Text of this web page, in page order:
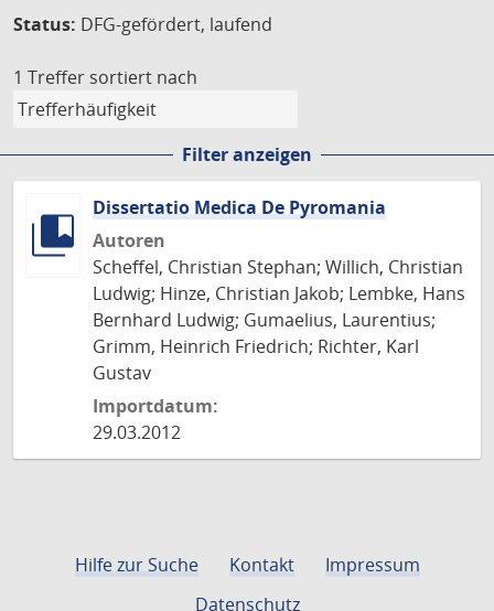
Status: DFG-gefördert, laufend
1 Treffer sortiert nach
Filter anzeigen
Dissertatio Medica De Pyromania
Autoren
Scheffel, Christian Stephan; Willich, Christian
Ludwig; Hinze, Christian Jakob; Lembke, Hans
Bernhard Ludwig; Gumaelius, Laurentius;
Grimm, Heinrich Friedrich; Richter, Karl
Gustav
Importdatum:
29.03.2012
Hilfe zur Suche Kontakt
Impressum
Datenschutz